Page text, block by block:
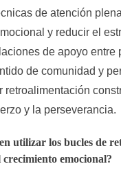
de atención
y reducir el
de apoyo entre
de comunidad y
retroalimentación
y la perseverancia.
utilizar los bucles de
emocional?